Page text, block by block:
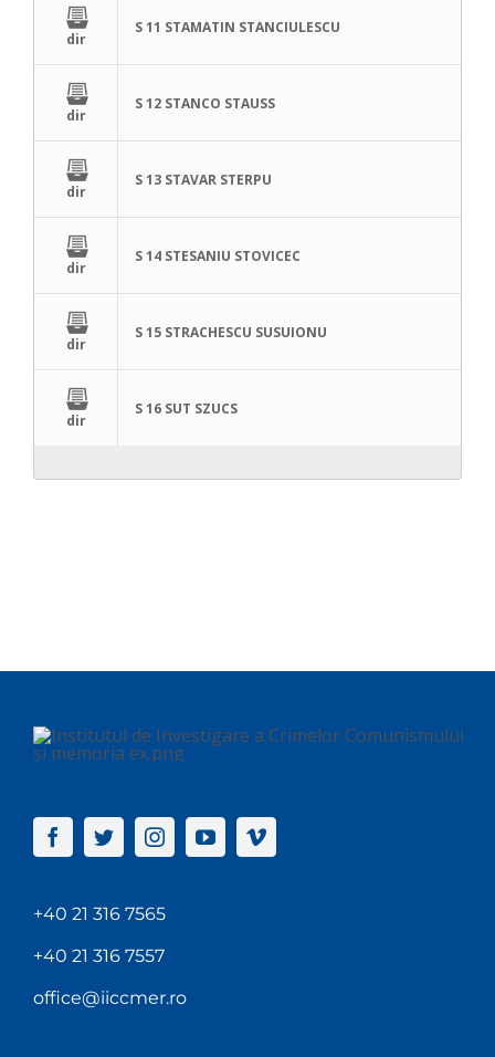
dir
S 11 STAMATIN STANCIULESCU
dir
S 12 STANCO STAUSS
dir
S 13 STAVAR STERPU
dir
S 14 STESANIU STOVICEC
dir
S 15 STRACHESCU SUSUIONU
dir
S 16 SUT SZUCS
+40 21 316 7565
+40 21 316 7557
office@iiccmer.ro